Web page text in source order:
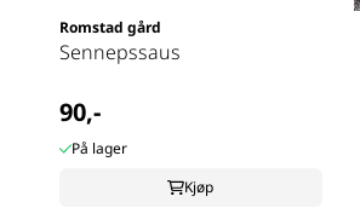
Romstad gård
Sennepssaus
90,-
På lager
Kjøp